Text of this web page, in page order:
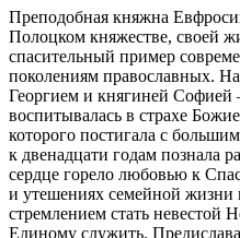
Преподобная княжна
Полоцком княжестве, своей
спасительный пример
поколениям православных.
Георгием и княгиней Софией
воспитывалась в страхе
которого постигала с
к двенадцати годам познала
сердце горело любовью к
и утешениях семейной жизни
стремлением стать
Единому служить.